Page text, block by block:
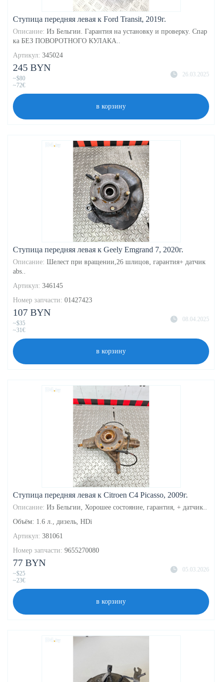
Ступица передняя левая к Ford Transit, 2019г.
Описание: Из Бельгии. Гарантия на установку и проверку. Спар
ка БЕЗ ПОВОРОТНОГО КУЛАКА..
Артикул: 345024
26.03.2025
245 BYN
~$80
~72€
в корзину
Ступица передняя левая к Geely Emgrand 7, 2020г.
Описание: Шелест при вращении,26 шлицов, гарантия+ датчик
abs..
Артикул: 346145
Номер запчасти: 01427423
08.04.2025
107 BYN
~$35
~31€
в корзину
Ступица передняя левая к Citroen C4 Picasso, 2009г.
Описание: Из Бельгии, Хорошее состояние, гарантия, + датчик..
Объём: 1.6 л., дизель, HDi
Артикул: 381061
Номер запчасти: 9655270080
05.03.2026
77 BYN
~$25
~23€
в корзину